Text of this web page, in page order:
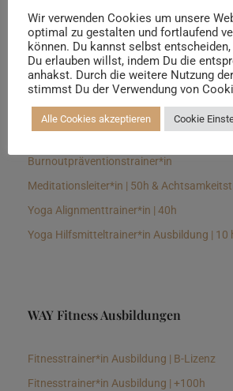
Yin Yogalehrer*in | 100 h &
Hormon Yogalehrer*in /
Stressmanagementtrainer*in | 70h
Longevitytrainer*in
Burnoutpräventionstrainer*in
Meditationsleiter*in | 50h &
Yoga Alignmenttrainer*in | 40h
Yoga Hilfsmitteltrainer*in Ausbildung | 10
WAY Fitness Ausbildungen
Fitnesstrainer*in Ausbildung | B-Lizenz
Fitnesstrainer*in Ausbildung | +100h
Wir verwenden Cookies um unsere
optimal zu gestalten und fortlaufend
können. Du kannst selbst
Du erlauben willst, indem Du die
anhakst. Durch die weitere Nutzung
stimmst Du der Verwendung von
Alle Cookies akzeptieren Cookie